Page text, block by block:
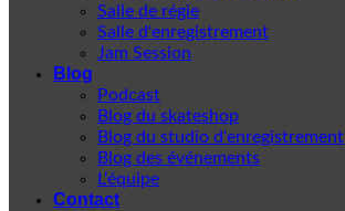
Salle de régie
Salle d'enregistrement
Jam Session
Blog
Podcast
Blog du skateshop
Blog du studio d'enregistrement
Blog des événements
L'équipe
Contact